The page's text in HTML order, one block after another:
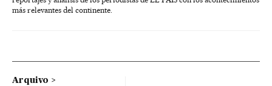
más relevantes del continente.
Arquivo